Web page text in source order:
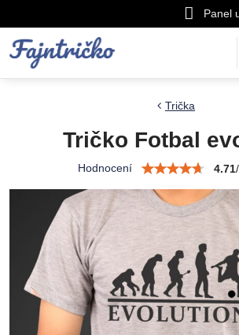
Panel
Trička
Tričko Fotbal
Hodnocení 4.71/